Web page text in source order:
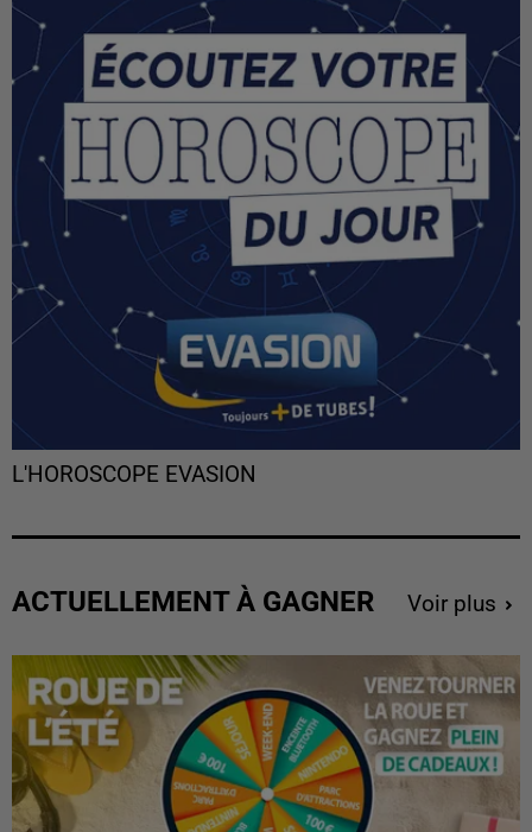
L'HOROSCOPE EVASION
ACTUELLEMENT À GAGNER Voir plus